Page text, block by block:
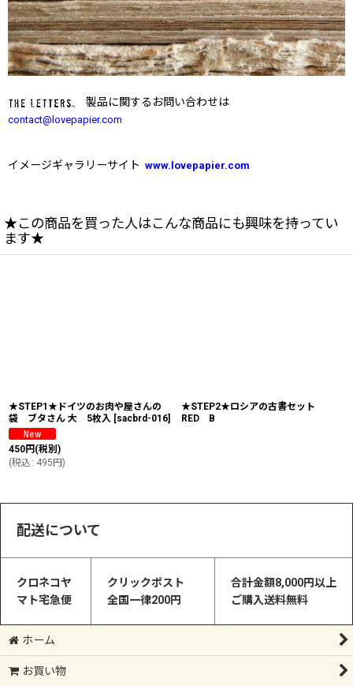
製品に関するお問い合わせは
contact@lovepapier.com
イメージギャラリーサイト www.lovepapier.com
★この商品を買った人はこんな商品にも興味を持ってい
ます★
★STEP1★ドイツのお肉や屋さんの
袋 ブタさん 大 5枚入 [sacbrd-016]
450円 (税別)
(税込 : 495 円)
★STEP2★ロシアの古書セット
RED B
配送について
クロネコヤ
マト宅急便
クリックポスト
全国一律200円
合計金額8,000円以上
ご購入送料無料
ホーム
お買い物